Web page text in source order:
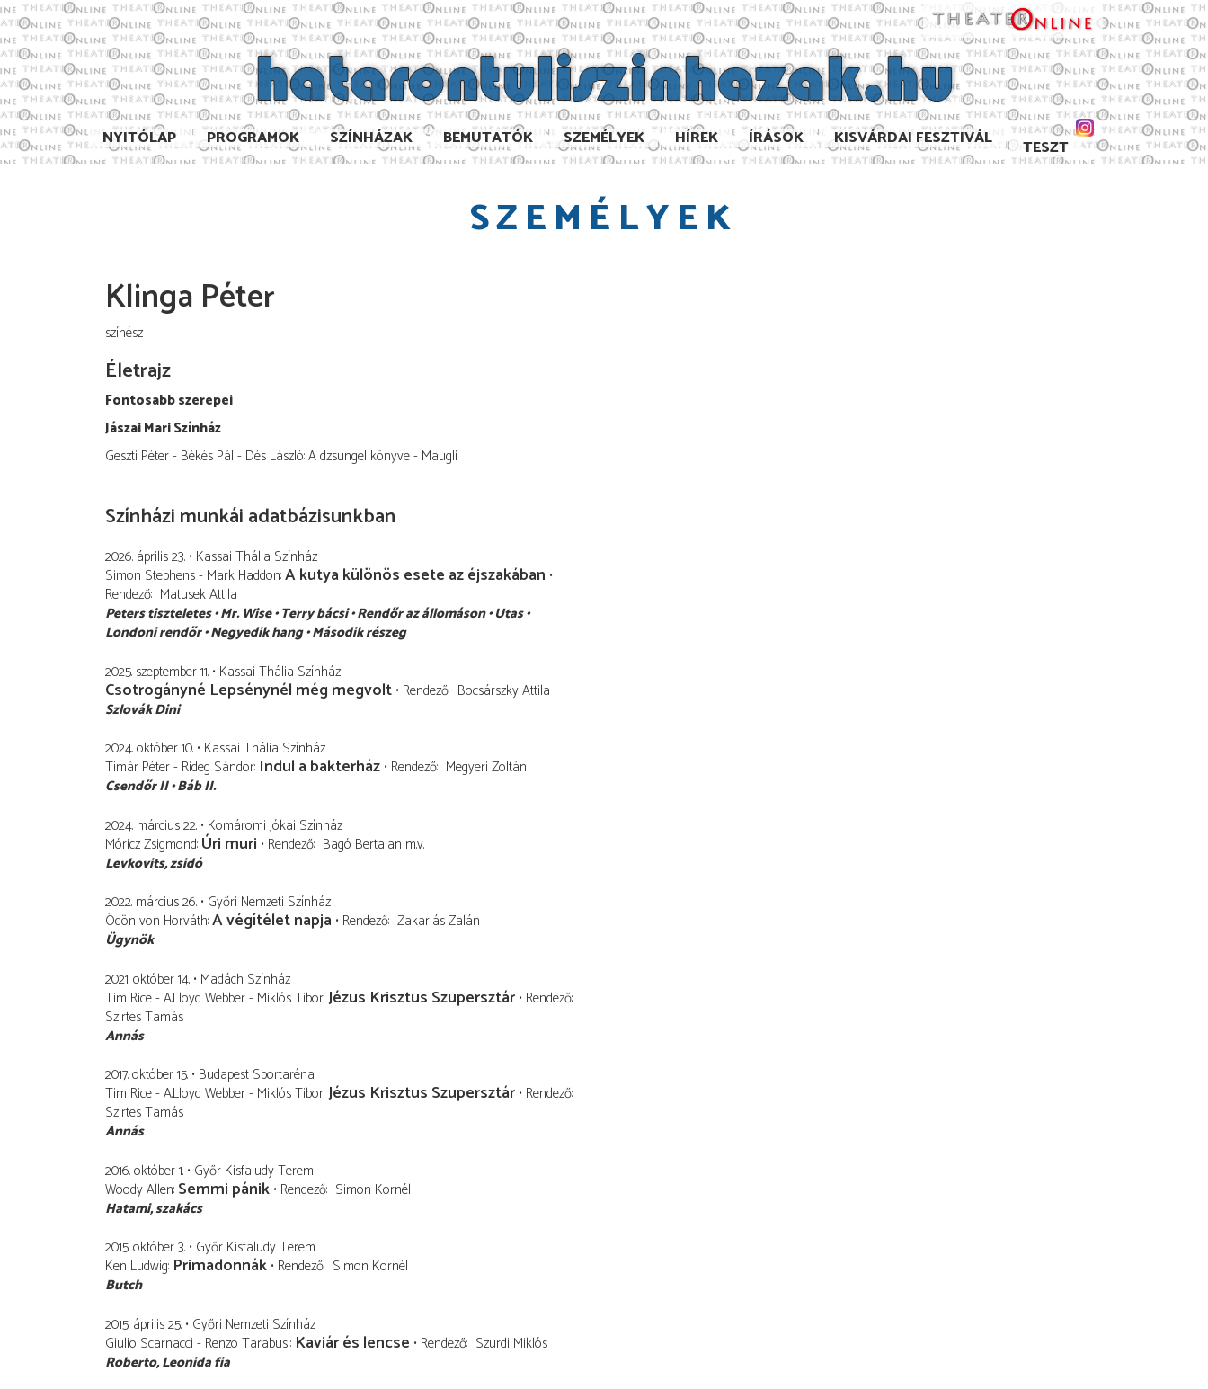
NYITÓLAP PROGRAMOK SZÍNHÁZAK BEMUTATÓK SZEMÉLYEK HÍREK ÍRÁSOK KISVÁRDAI FESZTIVÁL TESZT
SZEMÉLYEK
Klinga Péter
színész
Életrajz
Fontosabb szerepei
Jászai Mari Színház
Geszti Péter - Békés Pál - Dés László: A dzsungel könyve - Maugli
Színházi munkái adatbázisunkban
2026. április 23. Kassai Thália Színház
Simon Stephens - Mark Haddon A kutya különös esete az éjszakában
Rendező Matusek Attila
Peters tiszteletes Mr. Wise Terry bácsi Rendőr az állomáson Utas
Londoni rendőr Negyedik hang Második részeg
2025. szeptember 11. Kassai Thália Színház
Csotrogányné Lepsénynél még megvolt Rendező Bocsárszky Attila
Szlovák Dini
2024. október 10. Kassai Thália Színház
Tímár Péter - Rideg Sándor Indul a bakterház Rendező Megyeri Zoltán
Csendőr II Báb II.
2024. március 22. Komáromi Jókai Színház
Móricz Zsigmond Úri muri Rendező Bagó Bertalan m.v.
Levkovits zsidó
2022. március 26. Győri Nemzeti Színház
Ödön von Horváth A végítélet napja Rendező Zakariás Zalán
Ügynök
2021. október 14. Madách Színház
Tim Rice - A.Lloyd Webber - Miklós Tibor Jézus Krisztus Szupersztár Rendező
Szirtes Tamás
Annás
2017. október 15. Budapest Sportaréna
Tim Rice - A.Lloyd Webber - Miklós Tibor Jézus Krisztus Szupersztár Rendező
Szirtes Tamás
Annás
2016. október 1. Győr Kisfaludy Terem
Woody Allen Semmi pánik Rendező Simon Kornél
Hatami, szakács
2015. október 3. Győr Kisfaludy Terem
Ken Ludwig Primadonnák Rendező Simon Kornél
Butch
2015. április 25. Győri Nemzeti Színház
Giulio Scarnacci - Renzo Tarabusi Kaviár és lencse Rendező Szurdi Miklós
Roberto Leonida fia